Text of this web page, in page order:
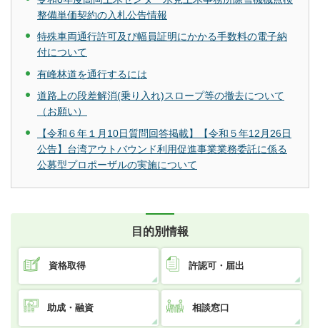
整備単価契約の入札公告情報
特殊車両通行許可及び幅員証明にかかる手数料の電子納
付について
有峰林道を通行するには
道路上の段差解消(乗り入れ)スロープ等の撤去について
（お願い）
【令和６年１月10日質問回答掲載】【令和５年12月26日
公告】台湾アウトバウンド利用促進事業業務委託に係る
公募型プロポーザルの実施について
目的別情報
資格取得 許認可・届出
助成・融資 相談窓口